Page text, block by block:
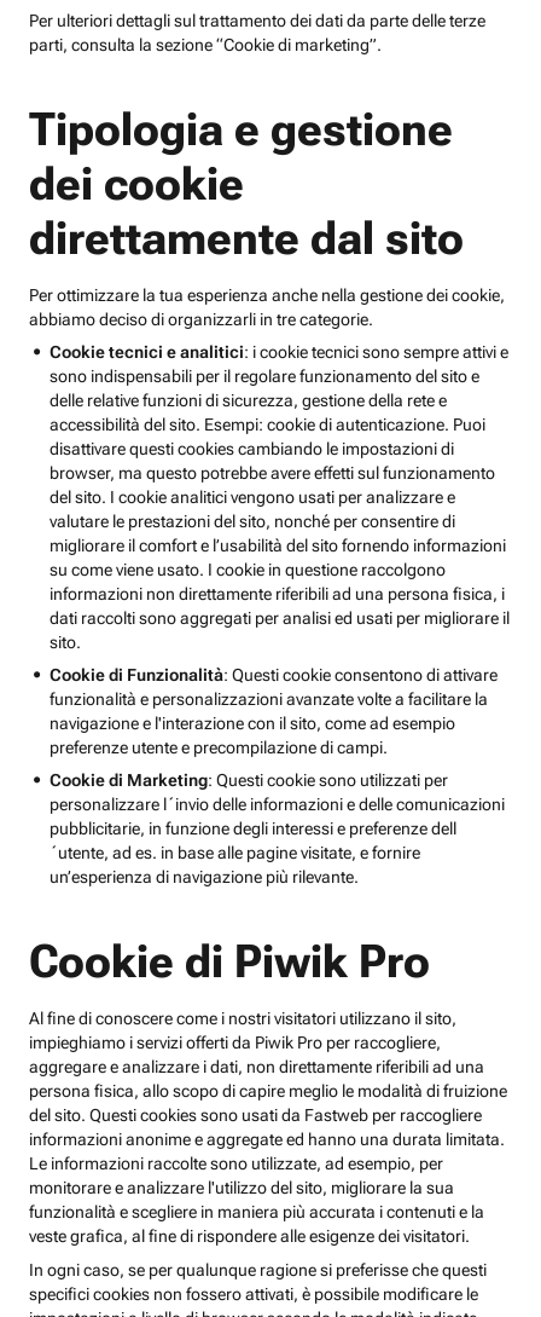
Per ulteriori dettagli sul trattamento dei dati da parte delle terze
parti, consulta la sezione “Cookie di marketing”.
Tipologia e gestione
dei cookie
direttamente dal sito
Per ottimizzare la tua esperienza anche nella gestione dei cookie,
abbiamo deciso di organizzarli in tre categorie.
Cookie tecnici e analitici: i cookie tecnici sono sempre attivi e
sono indispensabili per il regolare funzionamento del sito e
delle relative funzioni di sicurezza, gestione della rete e
accessibilità del sito. Esempi: cookie di autenticazione. Puoi
disattivare questi cookies cambiando le impostazioni di
browser, ma questo potrebbe avere effetti sul funzionamento
del sito. I cookie analitici vengono usati per analizzare e
valutare le prestazioni del sito, nonché per consentire di
migliorare il comfort e l’usabilità del sito fornendo informazioni
su come viene usato. I cookie in questione raccolgono
informazioni non direttamente riferibili ad una persona fisica, i
dati raccolti sono aggregati per analisi ed usati per migliorare il
sito.
Cookie di Funzionalità: Questi cookie consentono di attivare
funzionalità e personalizzazioni avanzate volte a facilitare la
navigazione e l'interazione con il sito, come ad esempio
preferenze utente e precompilazione di campi.
Cookie di Marketing: Questi cookie sono utilizzati per
personalizzare l´invio delle informazioni e delle comunicazioni
pubblicitarie, in funzione degli interessi e preferenze dell
´utente, ad es. in base alle pagine visitate, e fornire
un’esperienza di navigazione più rilevante.
Cookie di Piwik Pro
Al fine di conoscere come i nostri visitatori utilizzano il sito,
impieghiamo i servizi offerti da Piwik Pro per raccogliere,
aggregare e analizzare i dati, non direttamente riferibili ad una
persona fisica, allo scopo di capire meglio le modalità di fruizione
del sito. Questi cookies sono usati da Fastweb per raccogliere
informazioni anonime e aggregate ed hanno una durata limitata.
Le informazioni raccolte sono utilizzate, ad esempio, per
monitorare e analizzare l'utilizzo del sito, migliorare la sua
funzionalità e scegliere in maniera più accurata i contenuti e la
veste grafica, al fine di rispondere alle esigenze dei visitatori.
In ogni caso, se per qualunque ragione si preferisse che questi
specifici cookies non fossero attivati, è possibile modificare le